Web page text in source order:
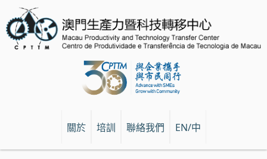
關於 培訓 聯絡我們 EN/中